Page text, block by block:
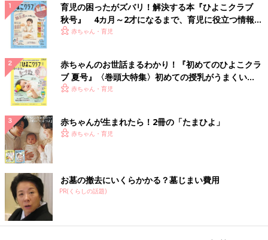
育児の困ったがズバリ！解決する本『ひよこクラブ
秋号』 4カ月～2才になるまで、育児に役立つ情報が
いっぱい！
赤ちゃん・育児
赤ちゃんのお世話まるわかり！『初めてのひよこクラ
ブ 夏号』〈巻頭大特集〉初めての授乳がうまくい
く！ おっぱい・ミルクの基本と夏のトラブル 解決テ
赤ちゃん・育児
赤ちゃんが生まれたら！2冊の「たまひよ」
赤ちゃん・育児
お墓の撤去にいくらかかる？墓じまい費用
PR(くらしの話題)